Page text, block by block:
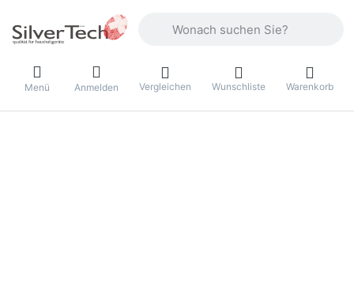
Menü Anmelden Vergleichen Wunschliste Warenkorb